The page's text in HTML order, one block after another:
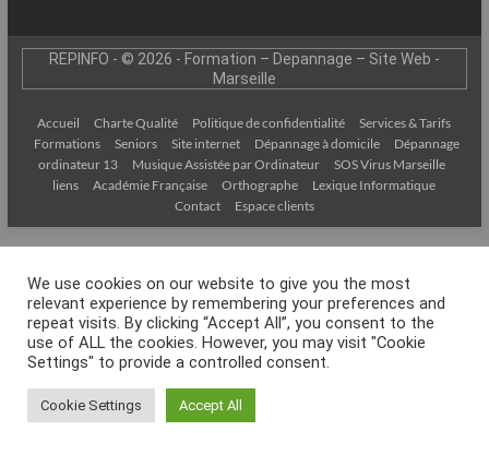
l’Informatique
REPINFO - © 2026 - Formation – Depannage – Site Web -
Marseille
Accueil Charte Qualité Politique de confidentialité
Services & Tarifs
Formations
Seniors Site internet Dépannage à domicile
Dépannage
ordinateur 13
Musique Assistée par Ordinateur
SOS Virus Marseille
liens
Académie Française Orthographe
Lexique Informatique
Contact
Espace clients
We use cookies on our website to give you the most
relevant experience by remembering your preferences and
repeat visits. By clicking “Accept All”, you consent to the
use of ALL the cookies. However, you may visit "Cookie
Settings" to provide a controlled consent.
Cookie Settings Accept All